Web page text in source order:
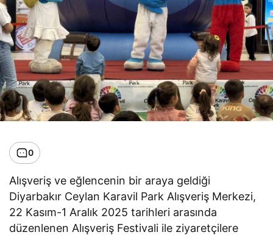
0
Alışveriş ve eğlencenin bir araya geldiği
Diyarbakır Ceylan Karavil Park Alışveriş Merkezi,
22 Kasım-1 Aralık 2025 tarihleri arasında
düzenlenen Alışveriş Festivali ile ziyaretçilere